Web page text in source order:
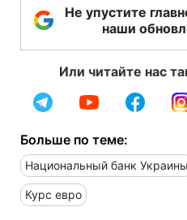
Не упустите
наши
Или читайте нас
Больше по теме:
Национальный банк Украины
Курс евро